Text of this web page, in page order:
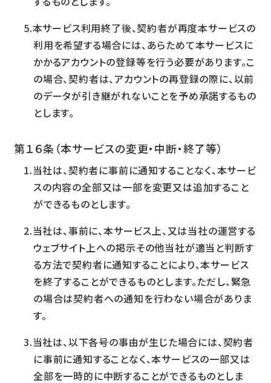
本サービス利用終了後、契約者が再度本サービスの
利用を希望する場合には、あらためて本サービスに
かかるアカウントの登録等を行う必要があります。こ
の場合、契約者は、アカウントの再登録の際に、以前
のデータが引き継がれないことを予め承諾するもの
とします。
第１６条（本サービスの変更・中断・終了等）
当社は、契約者に事前に通知することなく、本サービ
スの内容の全部又は一部を変更又は追加すること
ができるものとします。
当社は、事前に、本サービス上、又は当社の運営する
ウェブサイト上への掲示その他当社が適当と判断す
る方法で契約者に通知することにより、本サービス
を終了することができるものとします。ただし、緊急
の場合は契約者への通知を行わない場合がありま
す。
当社は、以下各号の事由が生じた場合には、契約者
に事前に通知することなく、本サービスの一部又は
全部を一時的に中断することができるものとしま